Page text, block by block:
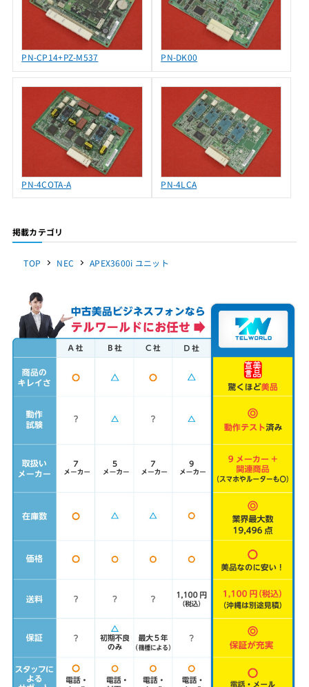
PN-CP14+PZ-M537 PN-DK00
PN-4COTA-A PN-4LCA
掲載カテゴリ
TOP NEC APEX3600i ユニット